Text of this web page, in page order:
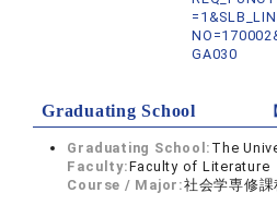
GA030
Graduating School
Graduating School: The
Faculty:Faculty of Literature
Course / Major:社会学専修課